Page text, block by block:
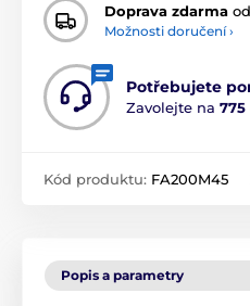
Doprava zdarma od
Možnosti doručení ›
Potřebujete
Zavolejte na 775
Kód produktu: FA200M45
Popis a parametry